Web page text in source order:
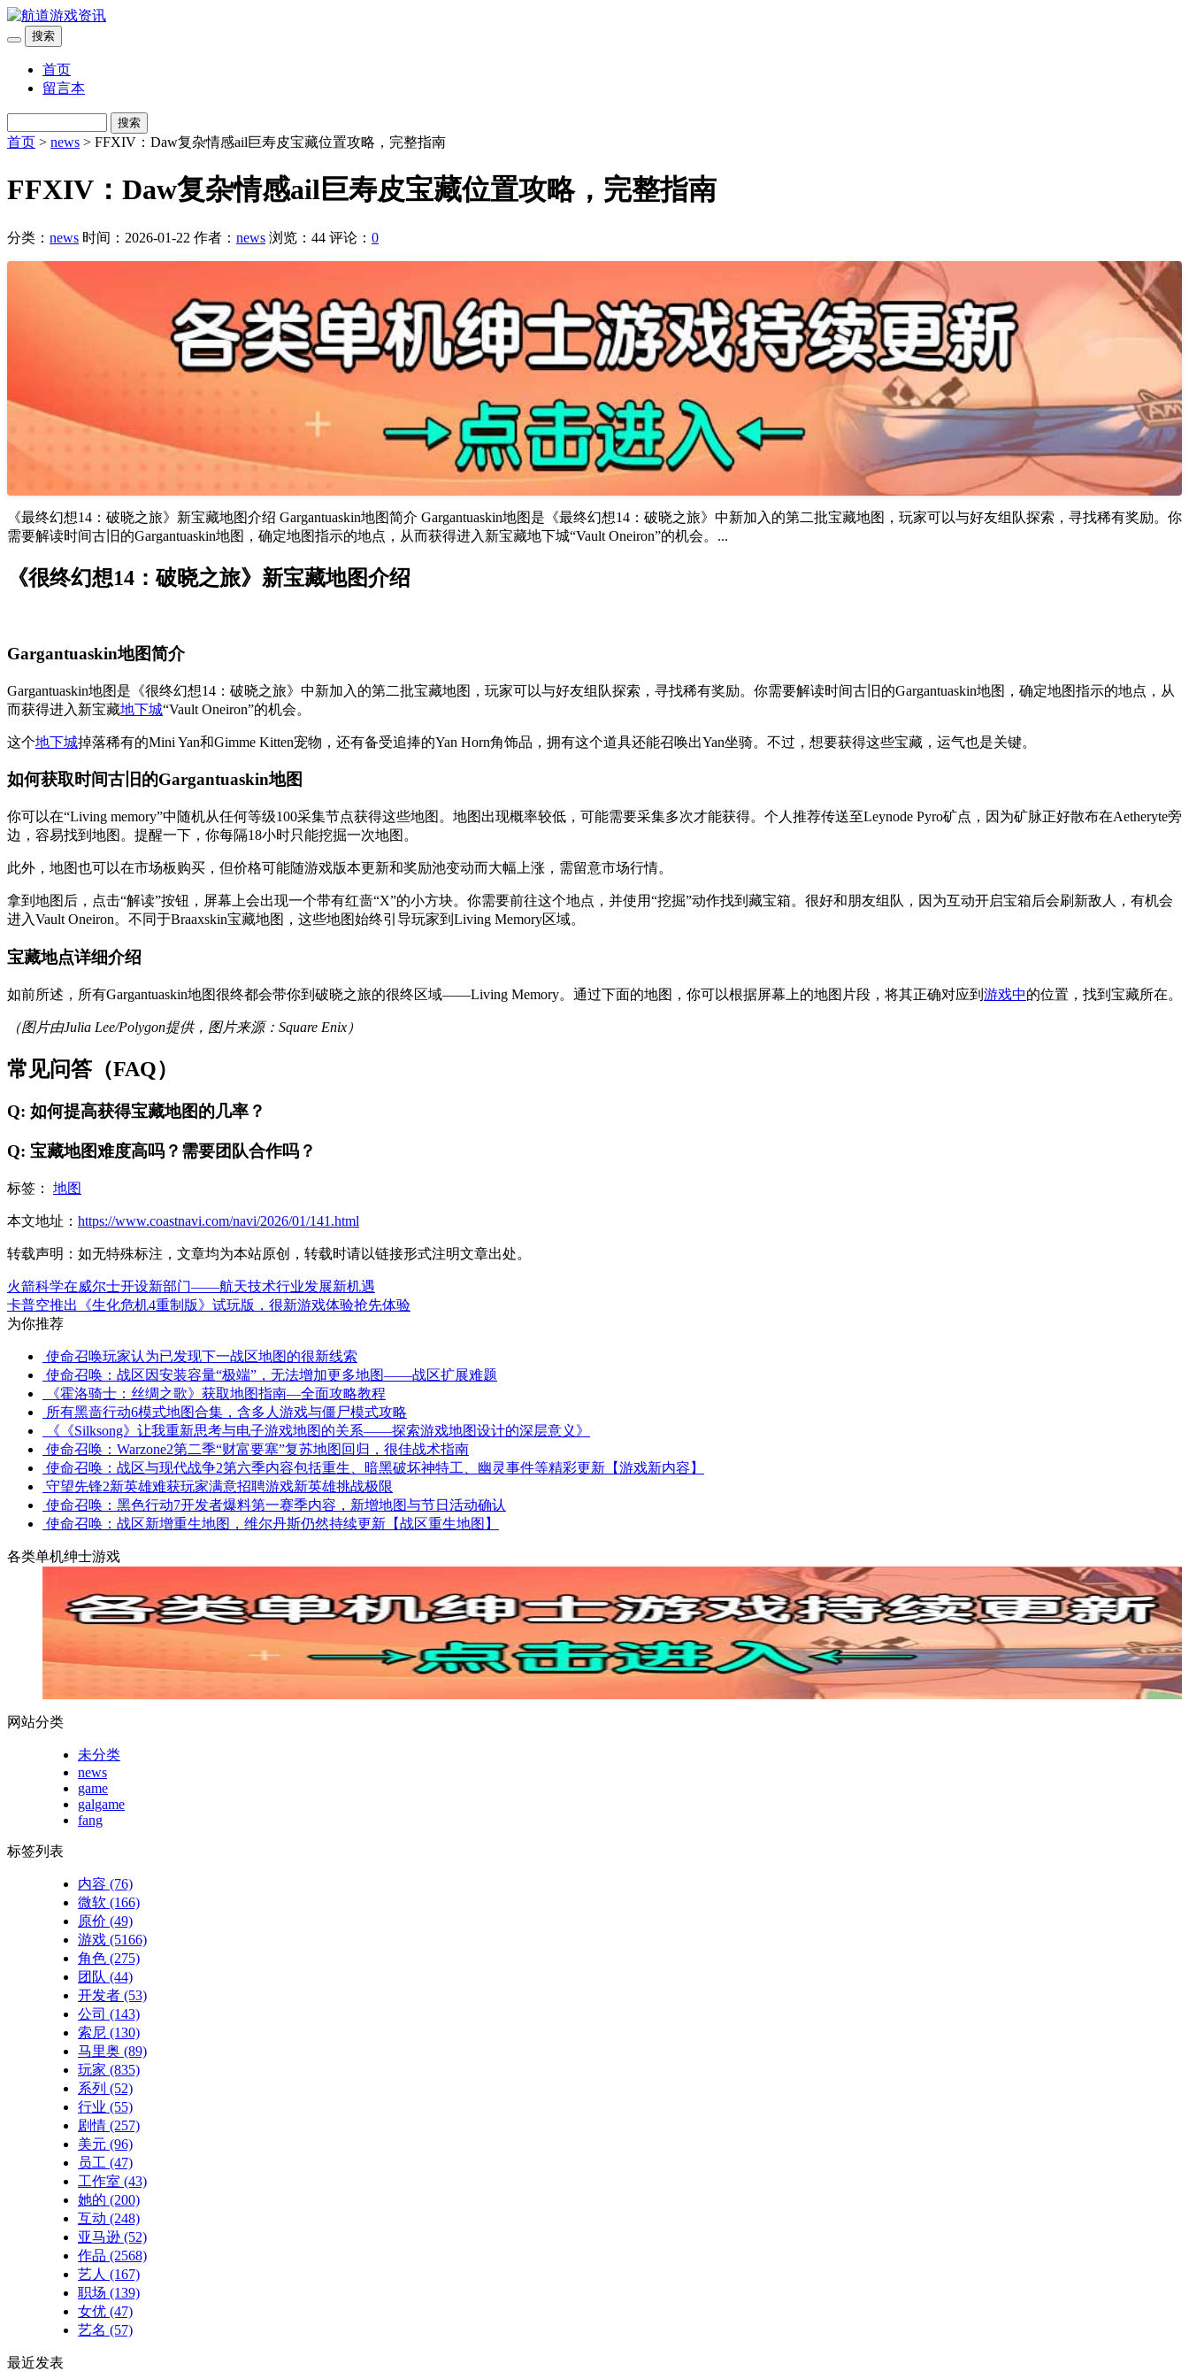
搜索
首页
留言本
搜索
首页 > news > FFXIV：Daw复杂情感ail巨寿皮宝藏位置攻略，完整指南
FFXIV：Daw复杂情感ail巨寿皮宝藏位置攻略，完整指南
分类： news 时间：2026-01-22 作者： news 浏览：44 评论： 0
《最终幻想14：破晓之旅》新宝藏地图介绍 Gargantuaskin地图简介 Gargantuaskin地图是《最终幻想14：破晓之旅》中新加入的第二批宝藏地图，玩家可以与好友组队探索，寻找稀有奖励。你
需要解读时间古旧的Gargantuaskin地图，确定地图指示的地点，从而获得进入新宝藏地下城“Vault Oneiron”的机会。...
《很终幻想14：破晓之旅》新宝藏地图介绍
Gargantuaskin地图简介
Gargantuaskin地图是《很终幻想14：破晓之旅》中新加入的第二批宝藏地图，玩家可以与好友组队探索，寻找稀有奖励。你需要解读时间古旧的Gargantuaskin地图，确定地图指示的地点，从
而获得进入新宝藏地下城“Vault Oneiron”的机会。
这个地下城掉落稀有的Mini Yan和Gimme Kitten宠物，还有备受追捧的Yan Horn角饰品，拥有这个道具还能召唤出Yan坐骑。不过，想要获得这些宝藏，运气也是关键。
如何获取时间古旧的Gargantuaskin地图
你可以在“Living memory”中随机从任何等级100采集节点获得这些地图。地图出现概率较低，可能需要采集多次才能获得。个人推荐传送至Leynode Pyro矿点，因为矿脉正好散布在Aetheryte旁
边，容易找到地图。提醒一下，你每隔18小时只能挖掘一次地图。
此外，地图也可以在市场板购买，但价格可能随游戏版本更新和奖励池变动而大幅上涨，需留意市场行情。
拿到地图后，点击“解读”按钮，屏幕上会出现一个带有红啬“X”的小方块。你需要前往这个地点，并使用“挖掘”动作找到藏宝箱。很好和朋友组队，因为互动开启宝箱后会刷新敌人，有机会
进入Vault Oneiron。不同于Braaxskin宝藏地图，这些地图始终引导玩家到Living Memory区域。
宝藏地点详细介绍
如前所述，所有Gargantuaskin地图很终都会带你到破晓之旅的很终区域——Living Memory。通过下面的地图，你可以根据屏幕上的地图片段，将其正确对应到 游戏中的位置，找到宝藏所在。
（图片由Julia Lee/Polygon提供，图片来源：Square Enix）
常见问答（FAQ）
Q: 如何提高获得宝藏地图的几率？
Q: 宝藏地图难度高吗？需要团队合作吗？
标签： 地图
本文地址： https://www.coastnavi.com/navi/2026/01/141.html
转载声明： 如无特殊标注，文章均为本站原创，转载时请以链接形式注明文章出处。
火箭科学在威尔士开设新部门——航天技术行业发展新机遇
卡普空推出《生化危机4重制版》试玩版，很新游戏体验抢先体验
为你推荐
使命召唤玩家认为已发现下一战区地图的很新线索
使命召唤：战区因安装容量“极端”，无法增加更多地图——战区扩展难题
《霍洛骑士：丝绸之歌》获取地图指南—全面攻略教程
所有黑啬行动6模式地图合集，含多人游戏与僵尸模式攻略
《《Silksong》让我重新思考与电子游戏地图的关系——探索游戏地图设计的深层意义》
使命召唤：Warzone2第二季“财富要塞”复苏地图回归，很佳战术指南
使命召唤：战区与现代战争2第六季内容包括重生、暗黑破坏神特工、幽灵事件等精彩更新【游戏新内容】
守望先锋2新英雄难获玩家满意招聘游戏新英雄挑战极限
使命召唤：黑色行动7开发者爆料第一赛季内容，新增地图与节日活动确认
使命召唤：战区新增重生地图，维尔丹斯仍然持续更新【战区重生地图】
各类单机绅士游戏
网站分类
未分类
news
game
galgame
fang
标签列表
内容 (76)
微软 (166)
原价 (49)
游戏 (5166)
角色 (275)
团队 (44)
开发者 (53)
公司 (143)
索尼 (130)
马里奥 (89)
玩家 (835)
系列 (52)
行业 (55)
剧情 (257)
美元 (96)
员工 (47)
工作室 (43)
她的 (200)
互动 (248)
亚马逊 (52)
作品 (2568)
艺人 (167)
职场 (139)
女优 (47)
艺名 (57)
最近发表